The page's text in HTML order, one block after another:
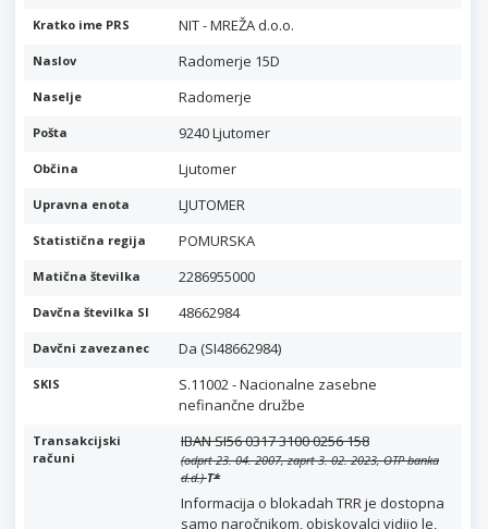
Kratko ime PRS NIT - MREŽA d.o.o.
Naslov Radomerje 15D
Naselje Radomerje
Pošta 9240 Ljutomer
Občina Ljutomer
Upravna enota LJUTOMER
Statistična regija POMURSKA
Matična številka 2286955000
Davčna številka SI 48662984
Davčni zavezanec Da (SI48662984)
SKIS
S.11002 - Nacionalne zasebne
nefinančne družbe
Transakcijski
računi
IBAN SI56 0317 3100 0256 158
(odprt 23. 04. 2007, zaprt 3. 02. 2023, OTP banka
d.d.)T*
Informacija o blokadah TRR je dostopna
samo naročnikom, obiskovalci vidijo le,